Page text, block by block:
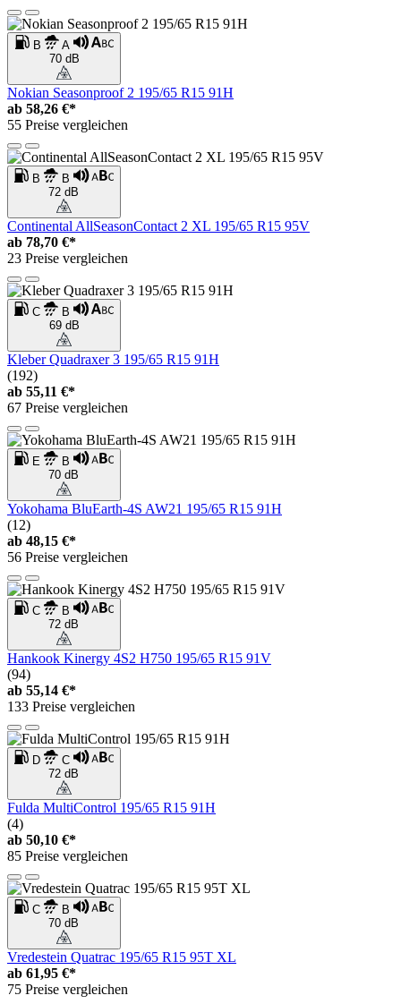
B
A
70 dB
Nokian Seasonproof 2 195/65 R15 91H
ab 58,26 €*
55 Preise vergleichen
B
B
72 dB
Continental AllSeasonContact 2 XL 195/65 R15 95V
ab 78,70 €*
23 Preise vergleichen
C
B
69 dB
Kleber Quadraxer 3 195/65 R15 91H
(192)
ab 55,11 €*
67 Preise vergleichen
E
B
70 dB
Yokohama BluEarth-4S AW21 195/65 R15 91H
(12)
ab 48,15 €*
56 Preise vergleichen
C
B
72 dB
Hankook Kinergy 4S2 H750 195/65 R15 91V
(94)
ab 55,14 €*
133 Preise vergleichen
D
C
72 dB
Fulda MultiControl 195/65 R15 91H
(4)
ab 50,10 €*
85 Preise vergleichen
C
B
70 dB
Vredestein Quatrac 195/65 R15 95T XL
ab 61,95 €*
75 Preise vergleichen